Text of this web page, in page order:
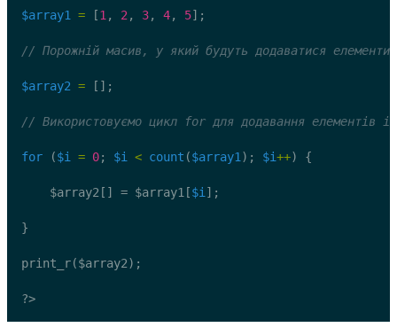
$array1 = [1, 2, 3, 4, 5];
// Порожній масив, у який будуть додаватися елементи
$array2 = [];
// Використовуємо цикл for для додавання елементів
for ($i = 0; $i < count ($array1); $i++) {
$array2[] = $array1[$i];
}
print_r($array2);
?>